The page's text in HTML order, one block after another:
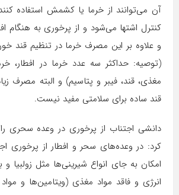
آن می‌توانند از خرما یا کشمش استفاده
کنترل اشتها می‌شود و از پرخوری به هنگام
و علاوه بر این مصرف خرما در تنظیم قند
(توصیه: حداکثر سه عدد خرما در افطار،
مغذی، قند، فیبر و پتاسیم) و البته مصرف
قند ساده برای سلامتی مفید نیست.
دانشی اجتناب از پرخوری در وعده سحری
کرد: در وعده‌های سحر و افطار از پرخوری
امکان به جای انواع شیرینی‌ها مثل زولبیا
انرژی و فاقد مواد مغذی (ویتامین‌ها و